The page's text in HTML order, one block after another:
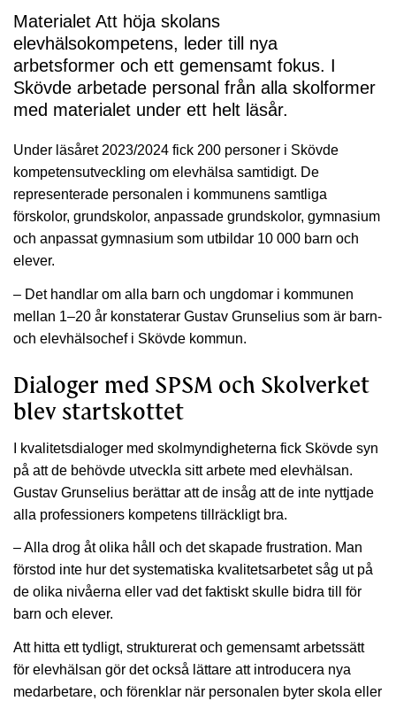
Materialet Att höja skolans
elevhälsokompetens, leder till nya
arbetsformer och ett gemensamt fokus. I
Skövde arbetade personal från alla skolformer
med materialet under ett helt läsår.
Under läsåret 2023/2024 fick 200 personer i Skövde
kompetensutveckling om elevhälsa samtidigt. De
representerade personalen i kommunens samtliga
förskolor, grundskolor, anpassade grundskolor, gymnasium
och anpassat gymnasium som utbildar 10 000 barn och
elever.
– Det handlar om alla barn och ungdomar i kommunen
mellan 1–20 år konstaterar Gustav Grunselius som är barn-
och elevhälsochef i Skövde kommun.
Dialoger med SPSM och Skolverket
blev startskottet
I kvalitetsdialoger med skolmyndigheterna fick Skövde syn
på att de behövde utveckla sitt arbete med elevhälsan.
Gustav Grunselius berättar att de insåg att de inte nyttjade
alla professioners kompetens tillräckligt bra.
– Alla drog åt olika håll och det skapade frustration. Man
förstod inte hur det systematiska kvalitetsarbetet såg ut på
de olika nivåerna eller vad det faktiskt skulle bidra till för
barn och elever.
Att hitta ett tydligt, strukturerat och gemensamt arbetssätt
för elevhälsan gör det också lättare att introducera nya
medarbetare, och förenklar när personalen byter skola eller